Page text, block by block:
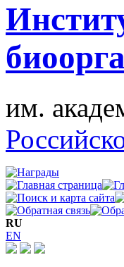
им.
RU
EN